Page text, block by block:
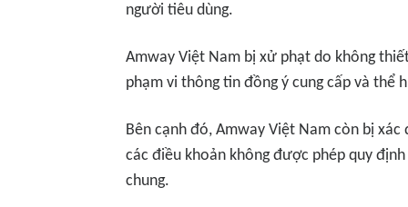
người tiêu dùng.
Amway Việt Nam bị xử phạt do không
phạm vi thông tin đồng ý cung cấp và thể
Bên cạnh đó, Amway Việt Nam còn bị
các điều khoản không được phép quy
chung.